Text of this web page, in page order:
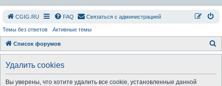
СGIG.RU FAQ Связаться с администрацией
Темы без ответов Активные темы
Список форумов
о
Удалить cookies
Вы уверены, что хотите удалить все cookie, установленные данной